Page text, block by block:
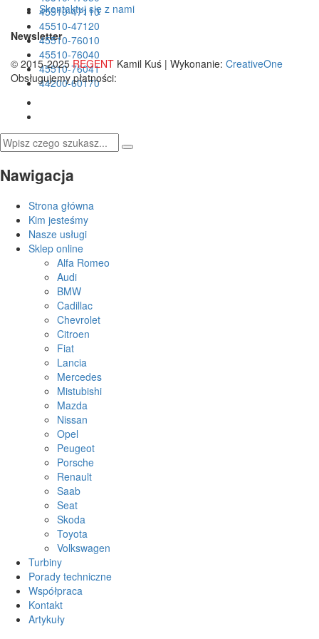
45510-47110
45510-47120
45510-76010
45510-76040
45510-76041
44200-60170
Skontaktuj się z nami
Newsletter
© 2015-2025REGENT Kamil Kuś | Wykonanie: CreativeOne
Obsługujemy płatności:
Nawigacja
Strona główna
Kim jesteśmy
Nasze usługi
Sklep online
Alfa Romeo
Audi
BMW
Cadillac
Chevrolet
Citroen
Fiat
Lancia
Mercedes
Mistubishi
Mazda
Nissan
Opel
Peugeot
Porsche
Renault
Saab
Seat
Skoda
Toyota
Volkswagen
Turbiny
Porady techniczne
Współpraca
Kontakt
Artykuły